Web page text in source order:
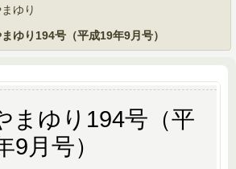
ゆり
ゆり194号（平成19年9月号）
まゆり194号（平
9月号）